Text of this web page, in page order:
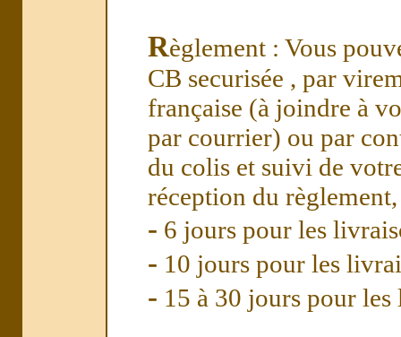
Règlement : Vous
CB securisée , par
française (à joindre à
par courrier) ou par
du colis et suivi de
réception du
- 6 jours pour les
- 10 jours pour les
- 15 à 30 jours pour